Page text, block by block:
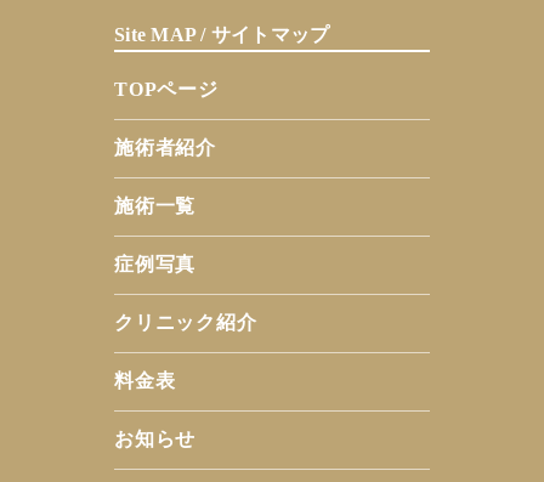
Site MAP / サイトマップ
TOPページ
施術者紹介
施術一覧
症例写真
クリニック紹介
料金表
お知らせ